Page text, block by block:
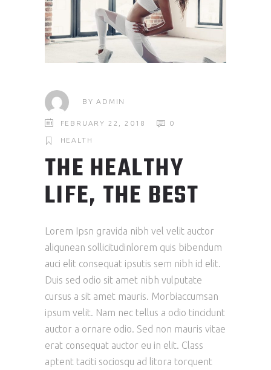
BYADMIN
FEBRUARY 22, 2018 0
HEALTH
THE HEALTHY
LIFE, THE BEST
Lorem Ipsn gravida nibh vel velit auctor
aliqunean sollicitudinlorem quis bibendum
auci elit consequat ipsutis sem nibh id elit.
Duis sed odio sit amet nibh vulputate
cursus a sit amet mauris. Morbiaccumsan
ipsum velit. Nam nec tellus a odio tincidunt
auctor a ornare odio. Sed non mauris vitae
erat consequat auctor eu in elit. Class
aptent taciti sociosqu ad litora torquent